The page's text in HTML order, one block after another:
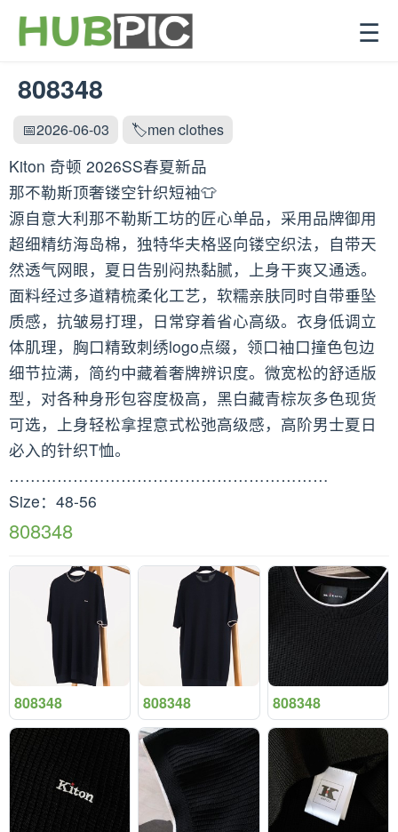
☰
808348
📅2026-06-03 🏷️men clothes
Kiton 奇顿 2026SS春夏新品
那不勒斯顶奢镂空针织短袖👕
源自意大利那不勒斯工坊的匠心单品，采用品牌御用
超细精纺海岛棉，独特华夫格竖向镂空织法，自带天
然透气网眼，夏日告别闷热黏腻，上身干爽又通透。
面料经过多道精梳柔化工艺，软糯亲肤同时自带垂坠
质感，抗皱易打理，日常穿着省心高级。衣身低调立
体肌理，胸口精致刺绣logo点缀，领口袖口撞色包边
细节拉满，简约中藏着奢牌辨识度。微宽松的舒适版
型，对各种身形包容度极高，黑白藏青棕灰多色现货
可选，上身轻松拿捏意式松弛高级感，高阶男士夏日
必入的针织T恤。
……………………………………………………
Size：48-56
808348
808348 808348 808348